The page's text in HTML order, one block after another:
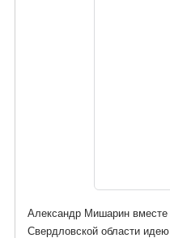
Александр Мишарин
Свердловской области